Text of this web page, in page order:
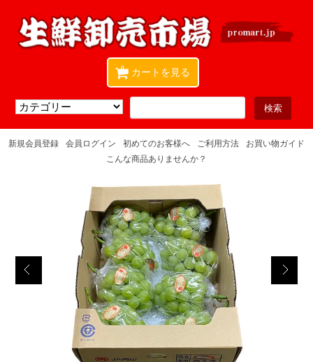
カートを見る
0
新規会員登録 会員ログイン 初めてのお客様へ ご利用方法
お買い物ガイド
こんな商品ありませんか？